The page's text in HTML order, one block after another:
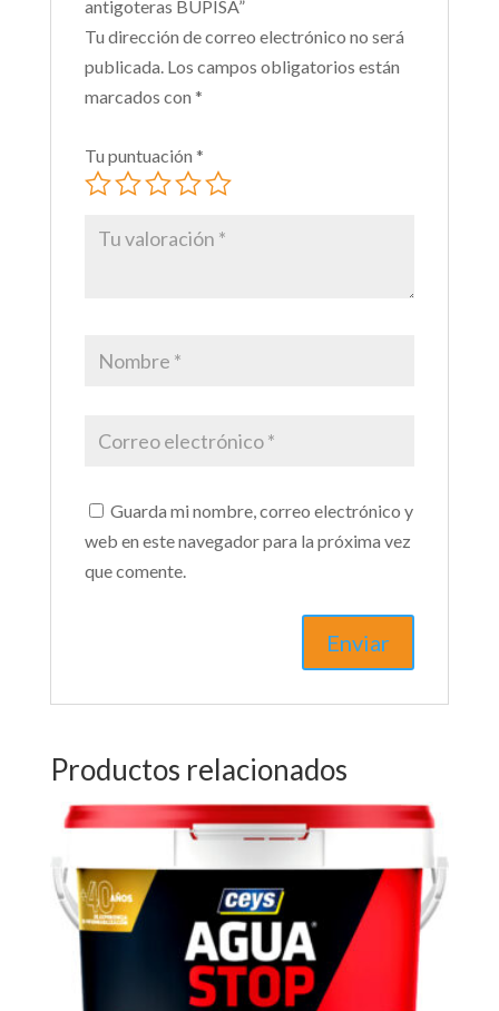
antigoteras BUPISA”
Tu dirección de correo electrónico no será
publicada. Los campos obligatorios están
marcados con *
Tu puntuación *
Guarda mi nombre, correo electrónico y
web en este navegador para la próxima vez
que comente.
Productos relacionados